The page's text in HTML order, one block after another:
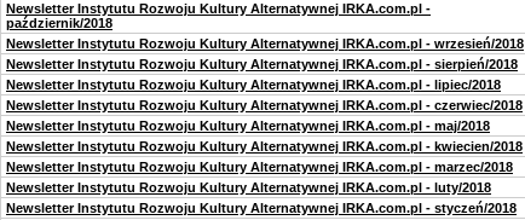
Newsletter Instytutu Rozwoju Kultury Alternatywnej IRKA.com.pl -
październik/2018
Newsletter Instytutu Rozwoju Kultury Alternatywnej IRKA.com.pl - wrzesień/2018
Newsletter Instytutu Rozwoju Kultury Alternatywnej IRKA.com.pl - sierpień/2018
Newsletter Instytutu Rozwoju Kultury Alternatywnej IRKA.com.pl - lipiec/2018
Newsletter Instytutu Rozwoju Kultury Alternatywnej IRKA.com.pl - czerwiec/2018
Newsletter Instytutu Rozwoju Kultury Alternatywnej IRKA.com.pl - maj/2018
Newsletter Instytutu Rozwoju Kultury Alternatywnej IRKA.com.pl - kwiecien/2018
Newsletter Instytutu Rozwoju Kultury Alternatywnej IRKA.com.pl - marzec/2018
Newsletter Instytutu Rozwoju Kultury Alternatywnej IRKA.com.pl - luty/2018
Newsletter Instytutu Rozwoju Kultury Alternatywnej IRKA.com.pl - styczeń/2018